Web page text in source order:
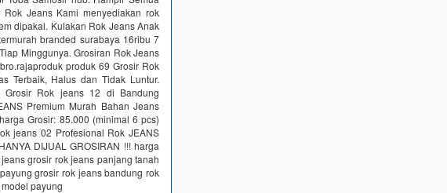
Jeans Kami menyediakan rok
dipakai. Kulakan Rok Jeans Anak
branded surabaya 16ribu 7
Minggunya. Grosiran Rok Jeans
produk 69 Grosir Rok
Terbaik, Halus dan Tidak Luntur.
Grosir Rok jeans 12 di Bandung
Premium Murah Bahan Jeans
Grosir: 85.000 (minimal 6 pcs)
jeans 02 Profesional Rok JEANS
DIJUAL GROSIRAN !!! harga
grosir rok jeans panjang tanah
grosir rok jeans bandung rok
payung